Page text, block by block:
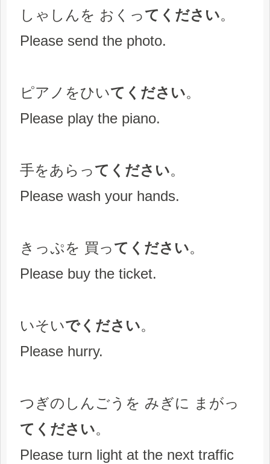
しゃしんを おくってください。
Please send the photo.
ピアノをひいてください。
Please play the piano.
手をあらってください。
Please wash your hands.
きっぷを 買ってください。
Please buy the ticket.
いそいでください。
Please hurry.
つぎのしんごうを みぎに まがっ
てください。
Please turn light at the next traffic